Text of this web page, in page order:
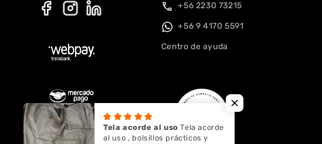
+56 2230 73215
+56 9 4170 5591
Centro de ayuda
Tela acorde al usoTela acorde
al uso , bolsillos prácticos y